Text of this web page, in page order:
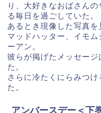
り、大好きなおばさん
る毎日を過ごしていた。
あるとき現像した写真
マッドハッター、イモ
ーアン。
彼らが掲げたメッセー
た。
さらに冷たくにらみつ
た。
アンバースデー＜下